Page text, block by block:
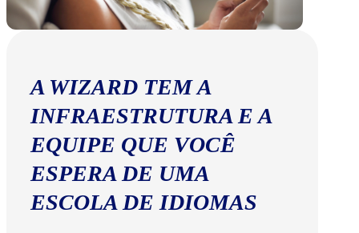
A WIZARD TEM A
INFRAESTRUTURA E A
EQUIPE QUE VOCÊ
ESPERA DE UMA
ESCOLA DE IDIOMAS